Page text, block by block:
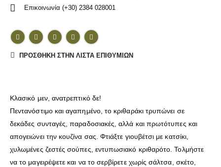
Επικοινωνία (+30) 2384 028001
ΠΡΌΣΘΉΚΗ ΣΤΗΝ ΛΊΣΤΑ ΕΠΙΘΥΜΙΏΝ
Κλασικό μεν, ανατρεπτικό δε!
Πεντανόστιμο και αγαπημένο, το κριθαράκι τρυπώνει σε
δεκάδες συνταγές, παραδοσιακές, αλλά και πρωτότυπες και
απογειώνει την κουζίνα σας. Φτιάξτε γιουβέτσι με κατσίκι,
χυλωμένες ζεστές σούπες, εντυπωσιακό κριθαρότο. Τολμήστε
να το μαγειρέψετε και να το σερβίρετε χωρίς σάλτσα, σκέτο,